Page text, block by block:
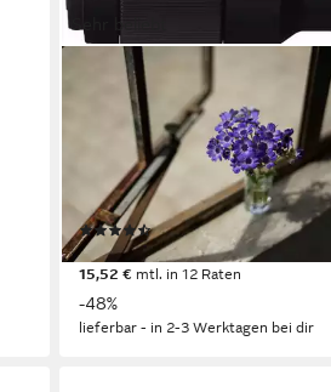
SEL-50F18F E-Mount Vollformat
Objektiv
50 bis 50 mm
Brennweite
Lichtstärke
186 g Gewicht
(51)
ab 169,88 € UVP329,00 €
15,52 € mtl. in 12 Raten
-48%
lieferbar - in 2-3 Werktagen bei dir